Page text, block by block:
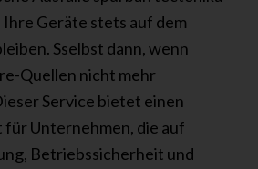
Ihre Geräte stets auf dem
Sselbst dann, wenn
Quellen nicht mehr
Service bietet einen
Unternehmen, die auf
Betriebssicherheit und